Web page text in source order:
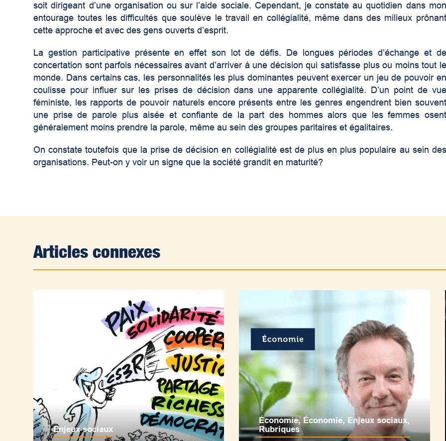
soit dirigeant d’une organisation ou sur l’aide sociale. Cependant, je constate au quotidien dans mon
entourage toutes les difficultés que soulève le travail en collégialité, même dans des milieux prônant
cette approche et avec des gens ouverts d’esprit.
La gestion participative présente en effet son lot de défis. De longues périodes d’échange et de
concertation sont parfois nécessaires avant d’arriver à une décision qui satisfasse plus ou moins tout le
monde. Dans certains cas, les personnalités les plus dominantes peuvent exercer un jeu de pouvoir en
coulisse pour influer sur les prises de décision dans une apparente collégialité. D’un point de vue
féministe, les rapports de pouvoir naturels encore présents entre les genres engendrent bien souvent
une prise de parole plus aisée et confiante de la part des hommes alors que les femmes osent
généralement moins prendre la parole, même au sein des groupes paritaires et égalitaires.
On constate toutefois que la prise de décision en collégialité est de plus en plus populaire au sein des
organisations. Peut-on y voir un signe que la société grandit en maturité?
Articles connexes
Enjeux sociaux
Économie,Économie, Enjeux sociaux,
Rubriques